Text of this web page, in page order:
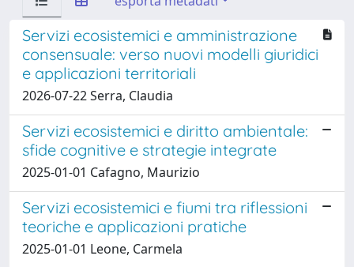
Servizi ecosistemici e amministrazione
consensuale: verso nuovi modelli giuridici
e applicazioni territoriali
2026-07-22 Serra, Claudia
Servizi ecosistemici e diritto ambientale:
sfide cognitive e strategie integrate
2025-01-01 Cafagno, Maurizio
Servizi ecosistemici e fiumi tra riflessioni
teoriche e applicazioni pratiche
2025-01-01 Leone, Carmela